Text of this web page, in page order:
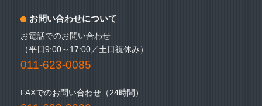
お問い合わせについて
お電話でのお問い合わせ
（平日9:00～17:00／土日祝休み）
011-623-0085
FAXでのお問い合わせ（24時間）